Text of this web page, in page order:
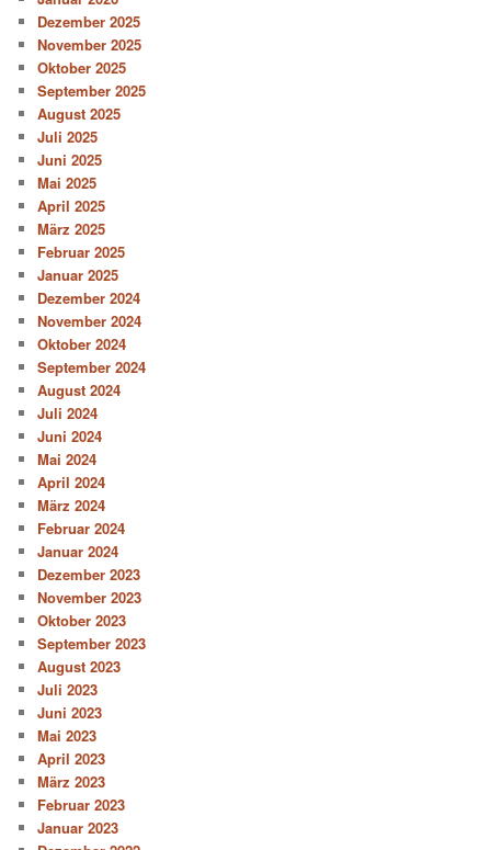
Dezember 2025
November 2025
Oktober 2025
September 2025
August 2025
Juli 2025
Juni 2025
Mai 2025
April 2025
März 2025
Februar 2025
Januar 2025
Dezember 2024
November 2024
Oktober 2024
September 2024
August 2024
Juli 2024
Juni 2024
Mai 2024
April 2024
März 2024
Februar 2024
Januar 2024
Dezember 2023
November 2023
Oktober 2023
September 2023
August 2023
Juli 2023
Juni 2023
Mai 2023
April 2023
März 2023
Februar 2023
Januar 2023